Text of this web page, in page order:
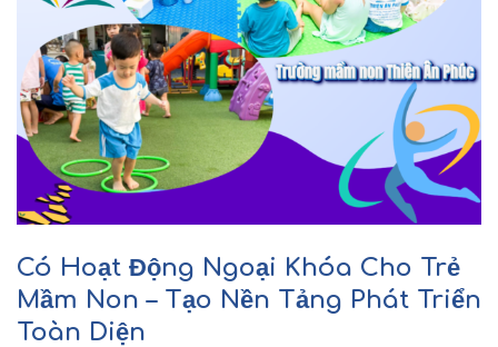
Có Hoạt Động Ngoại Khóa Cho Trẻ
Mầm Non – Tạo Nền Tảng Phát Triển
Toàn Diện